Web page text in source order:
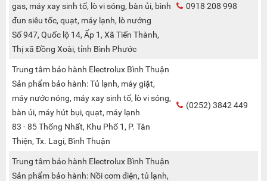
gas, máy xay sinh tố, lò vi sóng, bàn ủi, bình
đun siêu tốc, quạt, máy lạnh, lò nướng
Số 947, Quốc lộ 14, Ấp 1, Xã Tiến Thành,
Thị xã Đồng Xoài, tỉnh Bình Phước
0918 208 998
Trung tâm bảo hành Electrolux Bình Thuận
Sản phẩm bảo hành: Tủ lạnh, máy giặt,
máy nước nóng, máy xay sinh tố, lò vi sóng,
bàn ủi, máy hút bụi, quạt, máy lạnh
83 - 85 Thống Nhất, Khu Phố 1, P. Tân
Thiện, Tx. Lagi, Bình Thuận
(0252) 3842 449
Trung tâm bảo hành Electrolux Bình Thuận
Sản phẩm bảo hành: Nồi cơm điện, tủ lạnh,